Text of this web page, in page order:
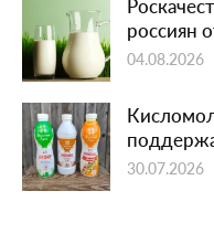
россиян
04.08.2026
30.07.2026